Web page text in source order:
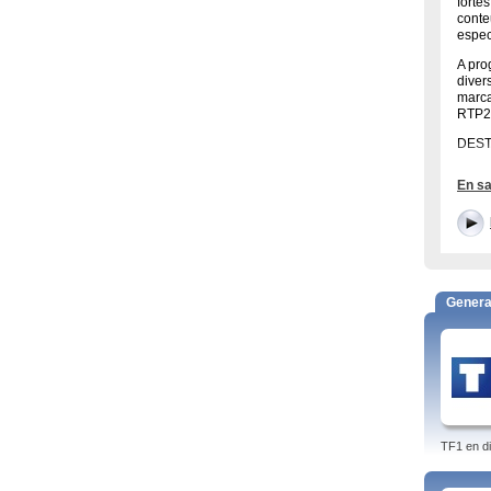
A
e
que
En
General
TF1 en